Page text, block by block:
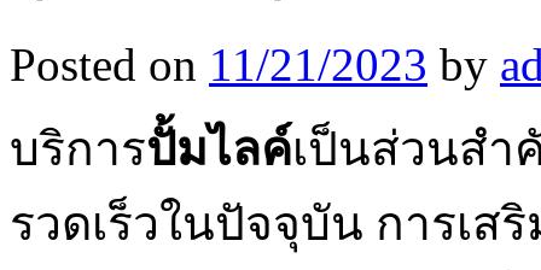
Posted on 11/21/2023 by
บริการปั้มไลค์เป็นส่วนสำ
รวดเร็วในปัจจุบัน การเ